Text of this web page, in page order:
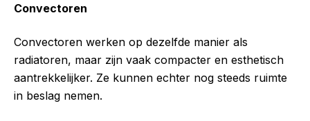
Convectoren
Convectoren werken op dezelfde manier als
radiatoren, maar zijn vaak compacter en esthetisch
aantrekkelijker. Ze kunnen echter nog steeds ruimte
in beslag nemen.